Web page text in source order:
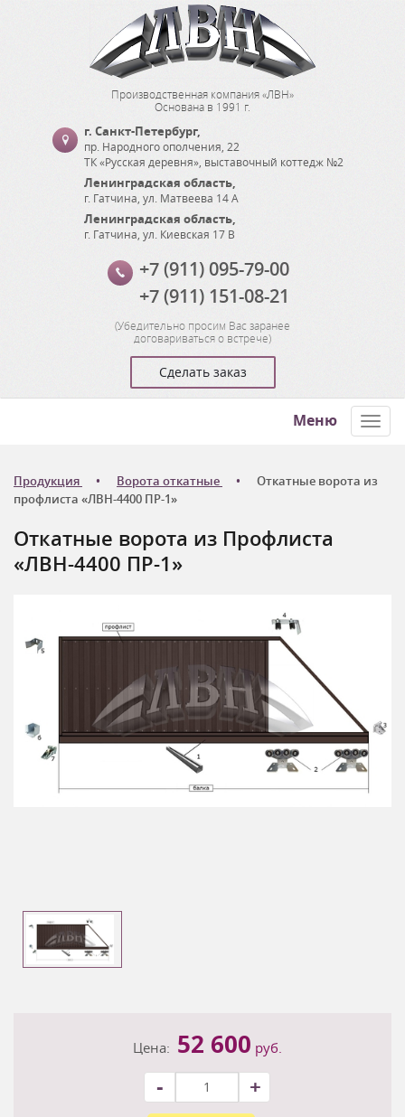
Производственная компания «ЛВН»
Основана в 1991 г.
г. Санкт-Петербург,
пр. Народного ополчения, 22
ТК «Русская деревня», выставочный коттедж №2
Ленинградская область,
г. Гатчина ул. Матвеева 14 А
Ленинградская область,
г. Гатчина ул. Киевская 17 В
+7 (911) 095-79-00
+7 (911) 151-08-21
(Убедительно просим Вас заранее
договариваться о встрече)
Сделать заказ
Меню
Продукция Ворота откатные
Откатные ворота из
профлиста «ЛВН-4400 ПР-1»
Откатные ворота из Профлиста
«ЛВН-4400 ПР-1»
Цена: 52 600 руб.
- +